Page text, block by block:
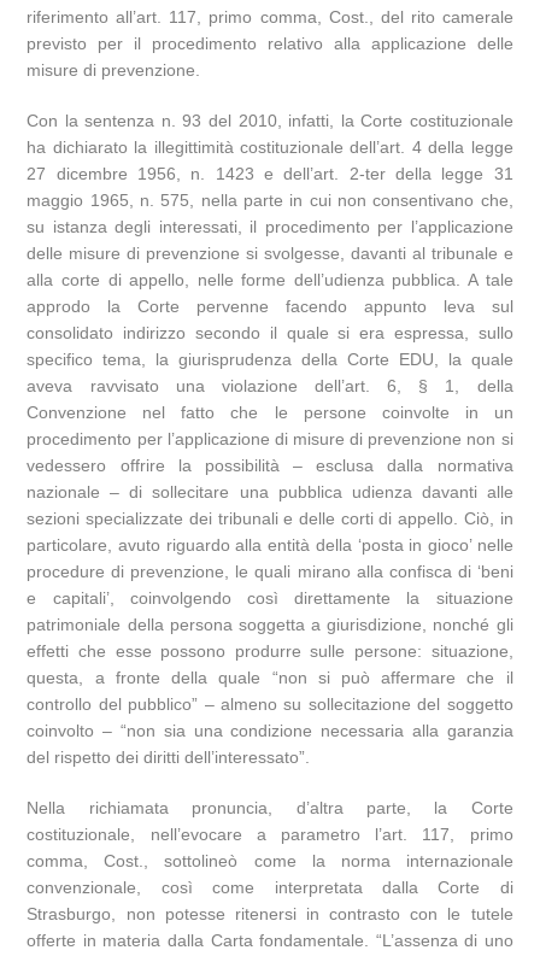
riferimento all’art. 117, primo comma, Cost., del rito camerale
previsto per il procedimento relativo alla applicazione delle
misure di prevenzione.
Con la sentenza n. 93 del 2010, infatti, la Corte costituzionale
ha dichiarato la illegittimità costituzionale dell’art. 4 della legge
27 dicembre 1956, n. 1423 e dell’art. 2-ter della legge 31
maggio 1965, n. 575, nella parte in cui non consentivano che,
su istanza degli interessati, il procedimento per l’applicazione
delle misure di prevenzione si svolgesse, davanti al tribunale e
alla corte di appello, nelle forme dell’udienza pubblica. A tale
approdo la Corte pervenne facendo appunto leva sul
consolidato indirizzo secondo il quale si era espressa, sullo
specifico tema, la giurisprudenza della Corte EDU, la quale
aveva ravvisato una violazione dell’art. 6, § 1, della
Convenzione nel fatto che le persone coinvolte in un
procedimento per l’applicazione di misure di prevenzione non si
vedessero offrire la possibilità – esclusa dalla normativa
nazionale – di sollecitare una pubblica udienza davanti alle
sezioni specializzate dei tribunali e delle corti di appello. Ciò, in
particolare, avuto riguardo alla entità della ‘posta in gioco’ nelle
procedure di prevenzione, le quali mirano alla confisca di ‘beni
e capitali’, coinvolgendo così direttamente la situazione
patrimoniale della persona soggetta a giurisdizione, nonché gli
effetti che esse possono produrre sulle persone: situazione,
questa, a fronte della quale “non si può affermare che il
controllo del pubblico” – almeno su sollecitazione del soggetto
coinvolto – “non sia una condizione necessaria alla garanzia
del rispetto dei diritti dell’interessato”.
Nella richiamata pronuncia, d’altra parte, la Corte
costituzionale, nell’evocare a parametro l’art. 117, primo
comma, Cost., sottolineò come la norma internazionale
convenzionale, così come interpretata dalla Corte di
Strasburgo, non potesse ritenersi in contrasto con le tutele
offerte in materia dalla Carta fondamentale. “L’assenza di uno